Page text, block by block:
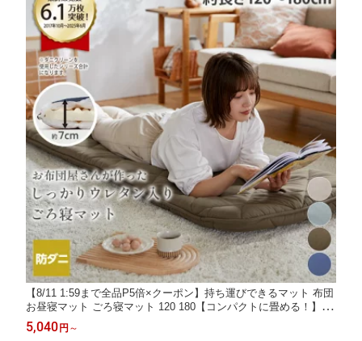
【8/11 1:59まで全品P5倍×クーポン】持ち運びできるマット 布団
お昼寝マット ごろ寝マット 120 180【コンパクトに畳める！】体
圧分散プロファイルウレタン入り 寝具 ごろ寝 長座布団 敷布団 ご
ろ寝座布団 キャンプ アウトドア 車中泊 持ち運べるマットレス ニ
5,040 円 ～